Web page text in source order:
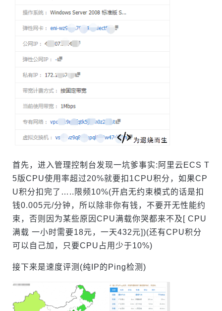
首先，进入管理控制台发现一坑爹事实:阿里云ECS T
5版CPU使用率超过20%就要扣1CPU积分，如果CP
U积分扣完了…..限频10%(开启无约束模式的话是扣
钱0.005元/分钟，所以除非你有钱，不要开无性能约
束，否则因为某些原因CPU满载你哭都来不及[ CPU
满载 一小时需要18元，一天432元])(还有CPU积分
可以自己加，只要CPU占用少于10%)
接下来是速度评测(纯IP的Ping检测)